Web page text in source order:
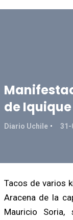
de Iquique
Diario Uchile 31-
Tacos de varios
Aracena de la
Mauricio